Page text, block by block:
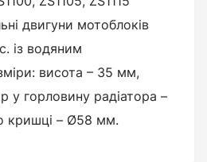
двигуни мотоблоків
із водяним
висота – 35 мм,
у горловину радіатора –
кришці – Ø58 мм.